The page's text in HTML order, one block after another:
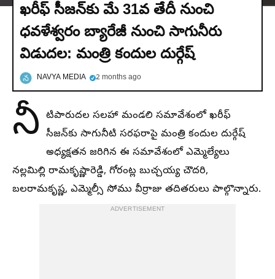
ఖరీఫ్ సీజన్‌కు మే 31వ తేదీ నుంచి
ధవళేశ్వరం బ్యారేజీ నుంచి సాగునీరు
విడుదల: మంత్రి కందుల దుర్గేష్
NAVYA MEDIA 2 months ago
నీ టిపారుదల సలహా మండలి సమావేశంలో ఖరీఫ్
సీజన్‌కు సాగునీటి సరఫరాపై మంత్రి కందుల దుర్గేష్
అధ్యక్షతన జరిగిన ఈ సమావేశంలో ఎమ్మెల్యేలు
నల్లమిల్లి రామకృష్ణారెడ్డి, గోరంట్ల బుచ్చయ్య చౌదరి,
బలరామకృష్ణ, ఎమ్మెల్సీ సోము వీర్రాజు తదితరులు పాల్గొన్నారు.
ADVERTISEMENT